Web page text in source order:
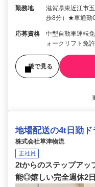
勤務地
滋賀県東近江市
歩8分）★車通勤
応募資格
中型自動車運転
ォークリフト免許
後で見る
地場配送の4t日勤ド
株式会社草津物流
正社員
2tからのステップアッ
能◎嬉しい完全週休2